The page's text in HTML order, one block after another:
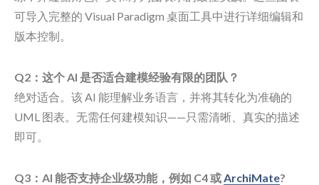
可导入完整的 Visual Paradigm 桌面工具中进行详细编辑和
版本控制。
Q2：这个 AI 是否适合建模经验有限的团队？
绝对适合。该 AI 能理解业务语言，并将其转化为准确的
UML 图表。无需任何建模知识——只需清晰、真实的描述
即可。
Q3：AI 能否支持企业级功能，例如 C4 或ArchiMate?